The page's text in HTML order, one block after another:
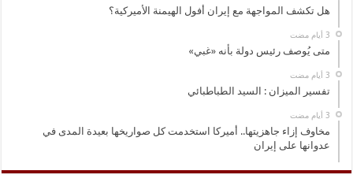
هل تكشف المواجهة مع إيران أفول الهيمنة الأميركية؟
متى يُوصف رئيس دولة بأنه «غبي»
تفسير الميزان : السيد الطباطبائي
مخاوف إزاء جاهزيتها.. أميركا استخدمت كل صواريخها بعيدة المدى في
عدوانها على إيران